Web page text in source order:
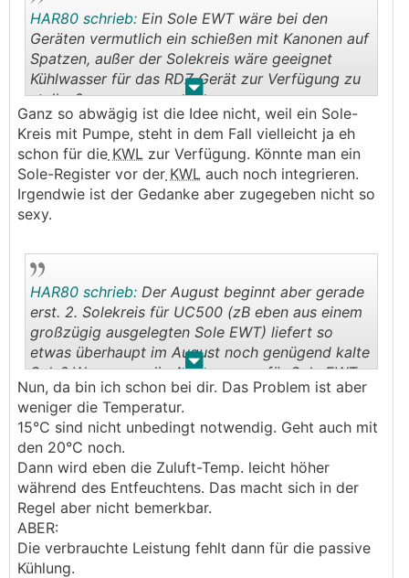
auch komplett Dampfdiffusionsdicht (z.B. mit
Armaflex) gedämmt werden oder alternativ ein
Nachheizregister verbaut werden, um die
Temperatur über Taupunkt zu heben, sonst
schwitzen diese Rohre außen.
Dieses Nachheizregister kann z.B. am Wasserkreis im
Rücklauf der Flächenkühlung angeschlossen werden.
B. KWL-Geräte inkl. spezieller Umluft +
Entfeuchtungs-Funktion:
In Italien gibt es ein paar Hersteller, die sowas bauen.
beschäftige, und es einfach nichts brauchbares dazu
am Markt in Ö und D gibt, hab ich Gespräche mit
Firma RDZ gestartet, und darf nun deren Geräte hier
vertreiben.
Damit nicht alles doppelt erklärt werden muss, ist
hier die Funktionsweise der Geräte genau
beschrieben:
https://www.hejluft.at/funktions-beschreibung
Ich will hier nicht in Werbung verfallen, sondern das
Ganze ganz nüchtern und offen durchleuchten:
Ich muss sagen, preislich sind die Geräte nicht
. .
HAR80 schrieb: Ein Sole EWT wäre bei den
Geräten vermutlich ein schießen mit Kanonen auf
Spatzen, außer der Solekreis wäre geeignet
Kühlwasser für das RDZ Gerät zur Verfügung zu
stellen?
Ganz so abwägig ist die Idee nicht, weil ein Sole-
Kreis mit Pumpe, steht in dem Fall vielleicht ja eh
schon für die KWL zur Verfügung. Könnte man ein
Sole-Register vor der KWL auch noch integrieren.
Irgendwie ist der Gedanke aber zugegeben nicht so
sexy.
. .
HAR80 schrieb: Der August beginnt aber gerade
erst. 2. Solekreis für UC500 (zB eben aus einem
großzügig ausgelegten Sole EWT) liefert so
etwas überhaupt im August noch genügend kalte
Sole? Wenn man die Auslegungen für Sole EWTs
herznimmt, dann wären das bei dem
Luftvolumenstrom eines UC500 immerhin 266m
Solelänge nur für den Sole EWT. Die Gedanken
an eine Einbindung eines
Passivbauteilkühlen verwendet wird halte ich da
für nicht praktikabel. Die 15°C aus dem
Datenblatt damit das Gerät gut entfeuchtet ist
nicht wirklich warm
Nun, da bin ich schon bei dir. Das Problem ist aber
weniger die Temperatur.
15°C sind nicht unbedingt notwendig. Geht auch mit
den 20°C noch.
Dann wird eben die Zuluft-Temp. leicht höher
während des Entfeuchtens. Das macht sich in der
Regel aber nicht bemerkbar.
ABER:
Die verbrauchte Leistung fehlt dann für die passive
Kühlung.